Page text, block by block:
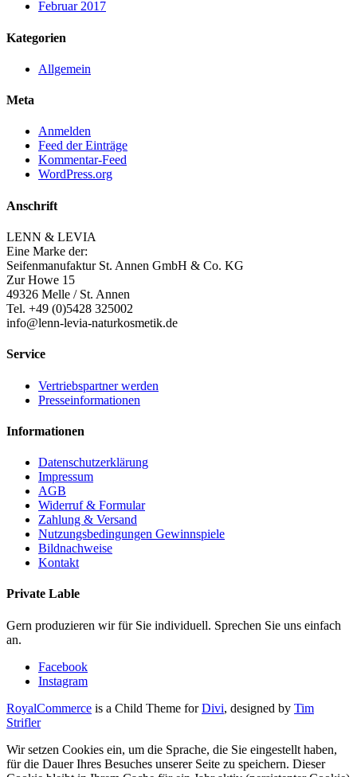
Februar 2017
Kategorien
Allgemein
Meta
Anmelden
Feed der Einträge
Kommentar-Feed
WordPress.org
Anschrift
LENN & LEVIA
Eine Marke der:
Seifenmanufaktur St. Annen GmbH & Co. KG
Zur Howe 15
49326 Melle / St. Annen
Tel. +49 (0)5428 325002
info@lenn-levia-naturkosmetik.de
Service
Vertriebspartner werden
Presseinformationen
Informationen
Datenschutzerklärung
Impressum
AGB
Widerruf & Formular
Zahlung & Versand
Nutzungsbedingungen Gewinnspiele
Bildnachweise
Kontakt
Private Lable
Gern produzieren wir für Sie individuell. Sprechen Sie uns einfach
an.
Facebook
Instagram
RoyalCommerce is a Child Theme forDivi, designed by Tim
Strifler
Wir setzen Cookies ein, um die Sprache, die Sie eingestellt haben,
für die Dauer Ihres Besuches unserer Seite zu speichern. Dieser